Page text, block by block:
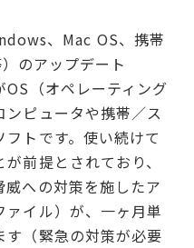
、Mac OS、携帯
のアップデート
（オペレーティング
ピュータや携帯／ス
トです。使い続けて
前提とされており、
への対策を施したア
ァイル）が、一ヶ月単
（緊急の対策が必要